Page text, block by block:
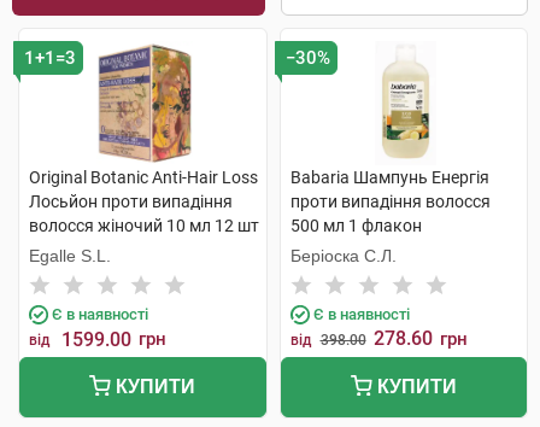
1+1=3
Original Botanic Anti-Hair Loss
Лосьйон проти випадіння
волосся жіночий 10 мл 12 шт
Egalle S.L.
Є в наявності
від 1599.00 грн
КУПИТИ
−30%
Babaria Шампунь Енергія
проти випадіння волосся
500 мл 1 флакон
Беріоска С.Л.
Є в наявності
від 398.00 278.60 грн
КУПИТИ